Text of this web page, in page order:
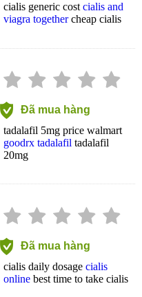
cialis generic costcialis and
viagra togethercheap cialis
Đã mua hàng
tadalafil 5mg price walmart
goodrx tadalafil tadalafil
20mg
Đã mua hàng
cialis daily dosage cialis
online best time to take cialis